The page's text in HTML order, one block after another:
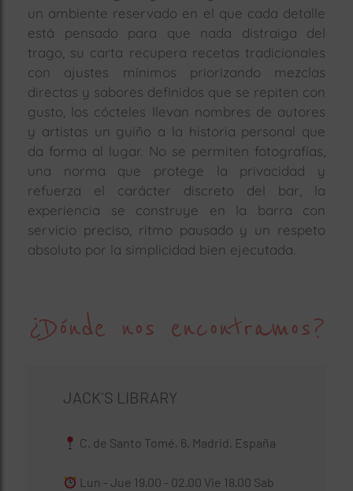
un ambiente reservado en el que cada detalle
está pensado para que nada distraiga del
trago, su carta recupera recetas tradicionales
con ajustes mínimos priorizando mezclas
directas y sabores definidos que se repiten con
gusto, los cócteles llevan nombres de autores
y artistas un guiño a la historia personal que
da forma al lugar. No se permiten fotografías,
una norma que protege la privacidad y
refuerza el carácter discreto del bar, la
experiencia se construye en la barra con
servicio preciso, ritmo pausado y un respeto
absoluto por la simplicidad bien ejecutada.
¿Dónde nos encontramos?
JACK´S LIBRARY
C. de Santo Tomé, 6, Madrid, España
Lun - Jue 19.00 - 02.00 Vie 18.00 Sab